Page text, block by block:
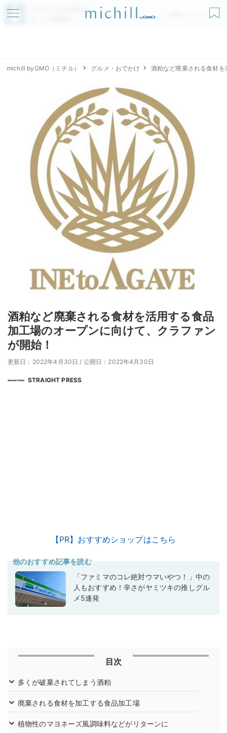
アプリでmichillが
無料ダウンロード
michill byGMO（ミチル） グルメ・おでかけ 酒粕など廃棄される食材
酒粕など廃棄される食材を活用する食品
加工場のオープンに向けて、クラファン
が開始！
更新日：2022年4月30日 / 公開日：2022年4月30日
STRAIGHT PRESS
【PR】おすすめショップはこちら
他のおすすめ記事を読む
「ファミマのコレ絶対ウマいやつ！」中の
人もおすすめ！辛さがヤミツキの推しグル
メ5連発
目次
多くが破棄されてしまう酒粕
廃棄される食材を加工する食品加工場
植物性のマヨネーズ風調味料などがリターンに